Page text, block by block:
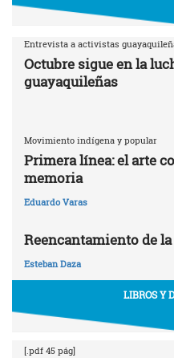
Entrevista a activistas
Octubre sigue en la
guayaquileñas
Movimiento indígena y popular
Primera línea: el arte
memoria
Eduardo Varas
Reencantamiento de
Esteban Daza
LIBROS Y
[.pdf 45 pág]